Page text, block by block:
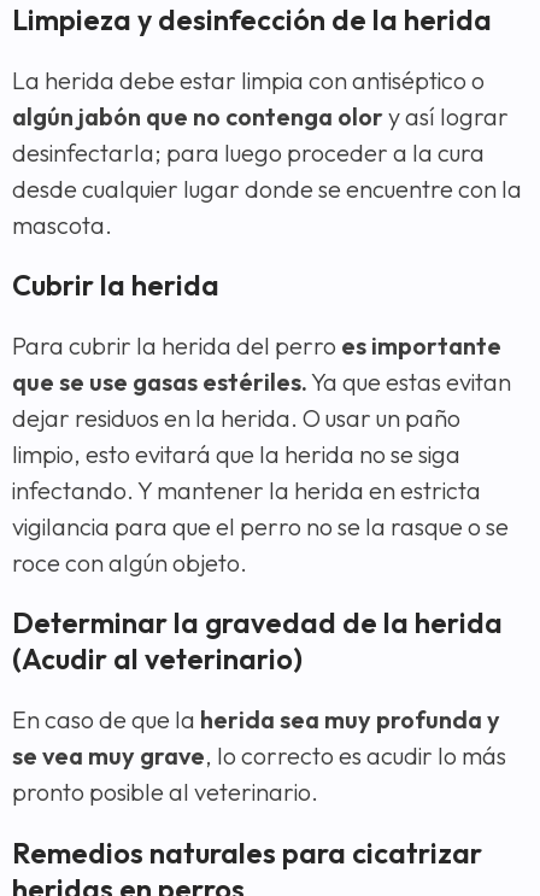
Limpieza y desinfección de la herida
La herida debe estar limpia con antiséptico o
algún jabón que no contenga olory así lograr
desinfectarla; para luego proceder a la cura
desde cualquier lugar donde se encuentre con la
mascota.
Cubrir la herida
Para cubrir la herida del perro es importante
que se use gasas estériles.Ya que estas evitan
dejar residuos en la herida. O usar un paño
limpio, esto evitará que la herida no se siga
infectando. Y mantener la herida en estricta
vigilancia para que el perro no se la rasque o se
roce con algún objeto.
Determinar la gravedad de la herida
(Acudir al veterinario)
En caso de que la herida sea muy profunda y
se vea muy grave, lo correcto es acudir lo más
pronto posible al veterinario.
Remedios naturales para cicatrizar
heridas en perros